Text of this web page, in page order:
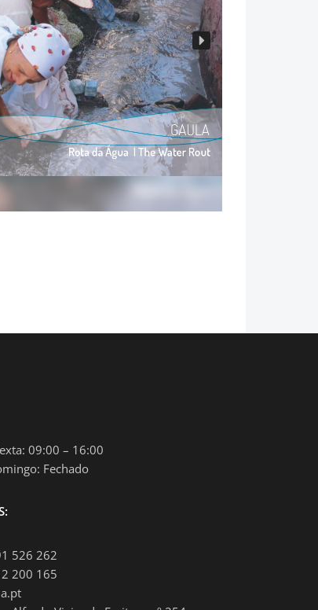
09:00 – 16:00
Fechado
526 262
200 165